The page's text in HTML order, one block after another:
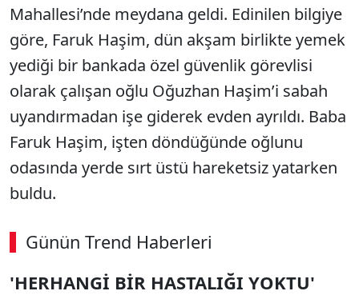
Mahallesi’nde meydana geldi. Edinilen bilgiye
göre, Faruk Haşim, dün akşam birlikte yemek
yediği bir bankada özel güvenlik görevlisi
olarak çalışan oğlu Oğuzhan Haşim’i sabah
uyandırmadan işe giderek evden ayrıldı. Baba
Faruk Haşim, işten döndüğünde oğlunu
odasında yerde sırt üstü hareketsiz yatarken
buldu.
Günün Trend Haberleri
00:02 / 08:06
Sesi Aç
'HERHANGİ BİR HASTALIĞI YOKTU'